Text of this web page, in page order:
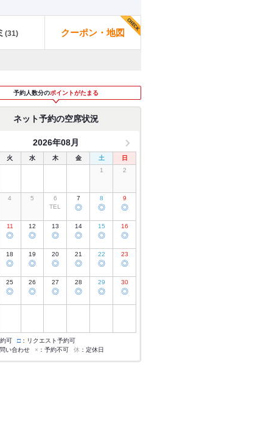
(31) クーポン・地図
予約人数分のポイントがたまる
ネット予約の空席状況
2026年08月
火 水 木 金 土
日
1
2
4 5
6
TEL
7
◎
8
◎
9
◎
11
◎
12
◎
13
◎
14
◎
15
◎
16
◎
18
◎
19
◎
20
◎
21
◎
22
◎
23
◎
25
◎
26
◎
27
◎
28
◎
29
◎
30
◎
可 □ ：リクエスト予約可
問い合わせ × ：予約不可 休 ：定休日